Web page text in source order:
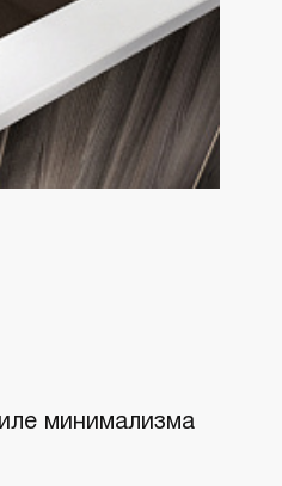
минимализма